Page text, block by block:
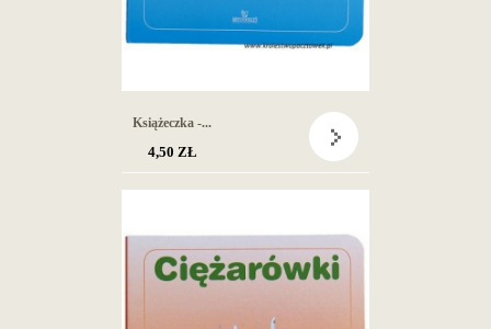
Książeczka -...
4,50 ZŁ